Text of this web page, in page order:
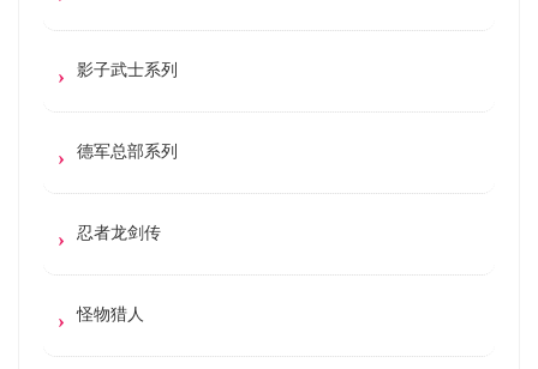
影子武士系列
德军总部系列
忍者龙剑传
怪物猎人